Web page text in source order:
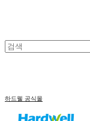
하드웰 공식몰